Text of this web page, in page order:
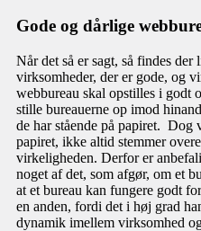
Gode og dårlige
Når det så er sagt, så findes
virksomheder, der er gode, og
webbureau skal opstilles i godt
stille bureauerne op imod
de har stående på papiret. Dog
papiret, ikke altid stemmer
virkeligheden. Derfor er
noget af det, som afgør, om et
at et bureau kan fungere godt
en anden, fordi det i høj grad
dynamik imellem virksomhed